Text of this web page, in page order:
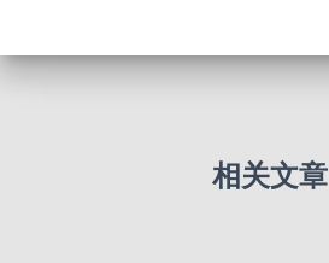
相关文章